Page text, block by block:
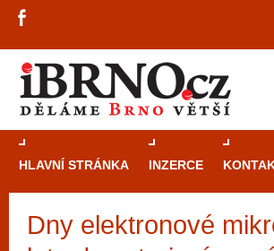
HLAVNÍ STRÁNKA INZERCE
Dny elektronové